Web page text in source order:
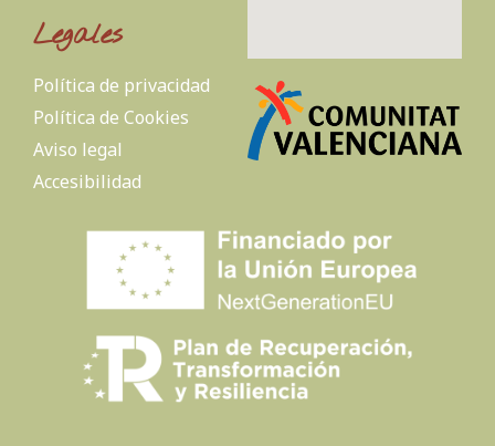
Legales
Política de privacidad
Política de Cookies
Aviso legal
Accesibilidad